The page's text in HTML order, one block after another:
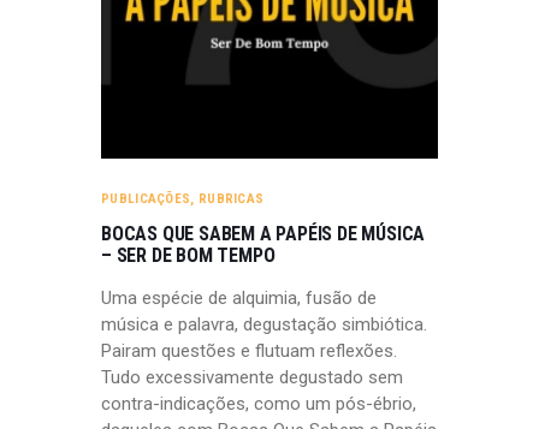
PUBLICAÇÕES, RUBRICAS
BOCAS QUE SABEM A PAPÉIS DE MÚSICA
– SER DE BOM TEMPO
Uma espécie de alquimia, fusão de
música e palavra, degustação simbiótica.
Pairam questões e flutuam reflexões.
Tudo excessivamente degustado sem
contra-indicações, como um pós-ébrio,